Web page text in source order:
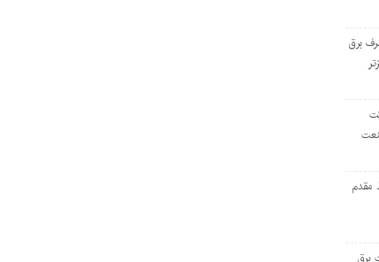
برق
مقدم
برق